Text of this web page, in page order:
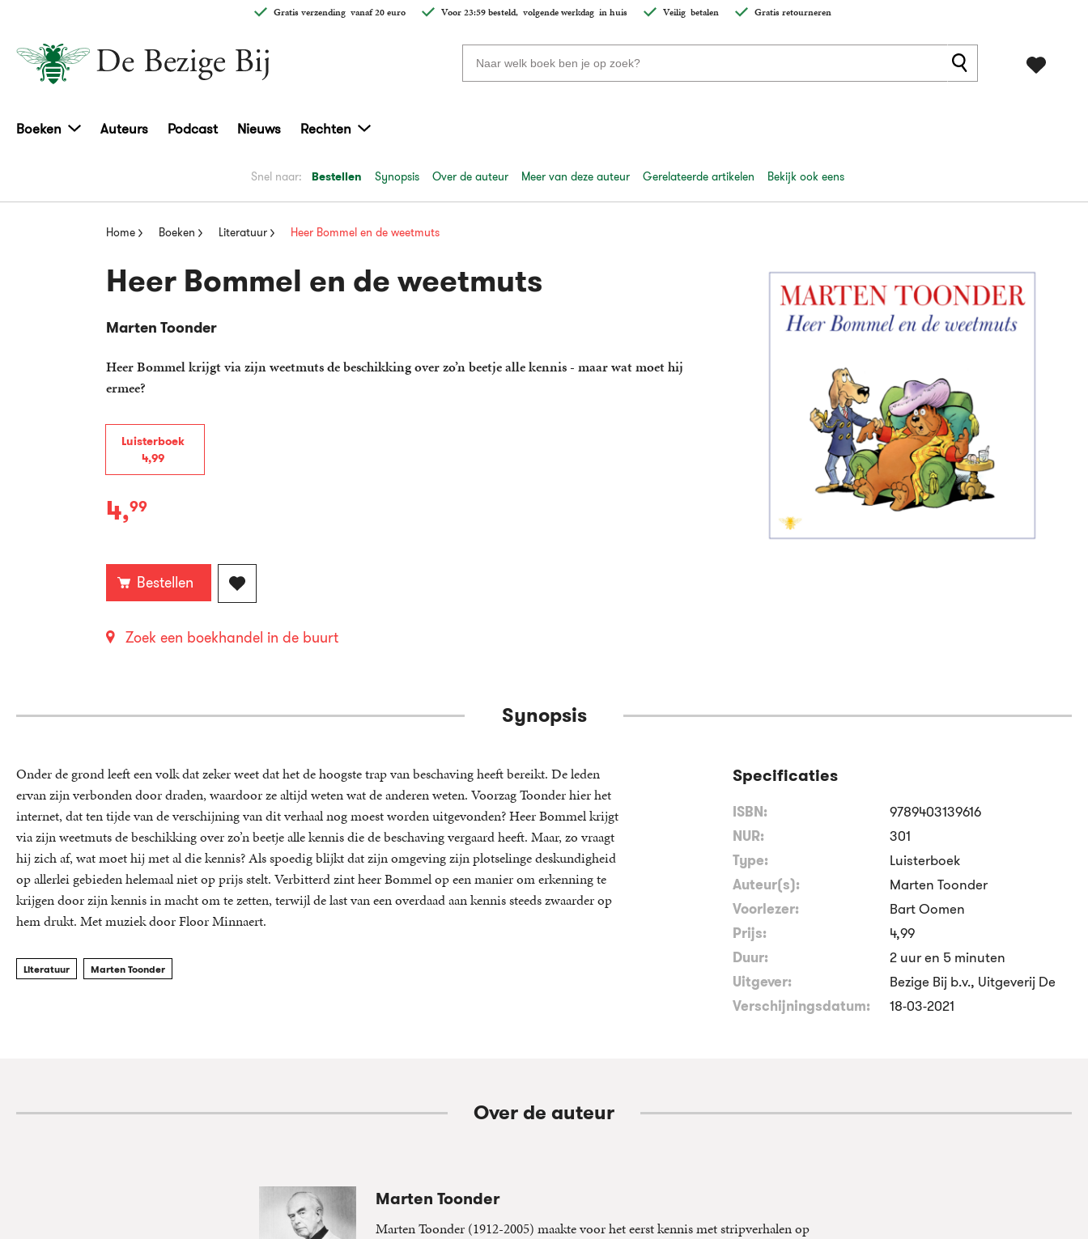
Gratis verzendingvanaf 20 euro Voor 23:59 besteld, volgende werkdagin huis Veiligbetalen Gratis retourneren
Zoeken
naar
Boeken Auteurs Podcast Nieuws Rechten
Snel naar: Bestellen Synopsis Over de auteur Meer van deze auteur Gerelateerde artikelen Bekijk ook eens
Home Boeken Literatuur Heer Bommel en de weetmuts
Heer Bommel en de weetmuts
Marten Toonder
Heer Bommel krijgt via zijn weetmuts de beschikking over zo’n beetje alle kennis - maar wat moet hij
ermee?
Luisterboek
4,99
Luisterboek:
4,99
Bestellen
Zoek een boekhandel in de buurt
Synopsis
Onder de grond leeft een volk dat zeker weet dat het de hoogste trap van beschaving heeft bereikt. De leden
ervan zijn verbonden door draden, waardoor ze altijd weten wat de anderen weten. Voorzag Toonder hier het
internet, dat ten tijde van de verschijning van dit verhaal nog moest worden uitgevonden? Heer Bommel krijgt
via zijn weetmuts de beschikking over zo’n beetje alle kennis die de beschaving vergaard heeft. Maar, zo vraagt
hij zich af, wat moet hij met al die kennis? Als spoedig blijkt dat zijn omgeving zijn plotselinge deskundigheid
op allerlei gebieden helemaal niet op prijs stelt. Verbitterd zint heer Bommel op een manier om erkenning te
krijgen door zijn kennis in macht om te zetten, terwijl de last van een overdaad aan kennis steeds zwaarder op
hem drukt. Met muziek door Floor Minnaert.
Literatuur Marten Toonder
Specificaties
ISBN:
9789403139616
NUR:
301
Type:
Luisterboek
Auteur(s):
Marten Toonder
Voorlezer:
Bart Oomen
Prijs:
4,99
Duur:
2 uur en 5 minuten
Uitgever:
Bezige Bij b.v., Uitgeverij De
Verschijningsdatum:
18-03-2021
Over de auteur
Marten Toonder
Marten Toonder (1912-2005) maakte voor het eerst kennis met stripverhalen op